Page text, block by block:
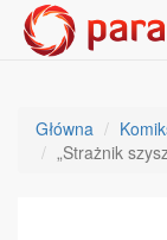
Główna
„Strażnik